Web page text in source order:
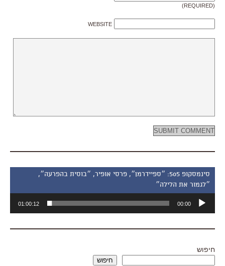
(REQUIRED)
WEBSITE
סינמסקופ 505: ״ספיידרמן״, פרסי אופיר, ״בוסית בהפרעה״,
״לגמור את הלילה״
אודיו
00:00
01:00:12
חיפוש
חיפוש